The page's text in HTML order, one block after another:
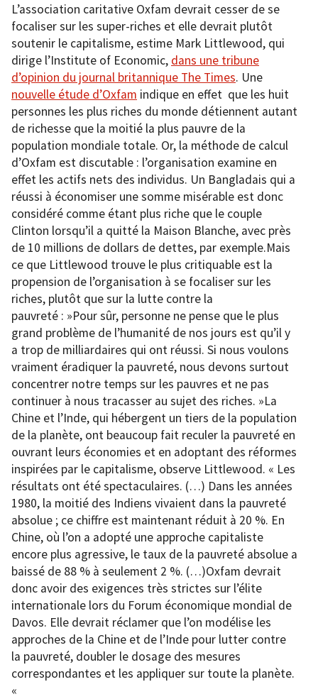
L’association caritative Oxfam devrait cesser de se
focaliser sur les super-riches et elle devrait plutôt
soutenir le capitalisme, estime Mark Littlewood, qui
dirige l’Institute of Economic, dans une tribune
d’opinion du journal britannique The Times. Une
nouvelle étude d’Oxfam indique en effet que les huit
personnes les plus riches du monde détiennent autant
de richesse que la moitié la plus pauvre de la
population mondiale totale. Or, la méthode de calcul
d’Oxfam est discutable : l’organisation examine en
effet les actifs nets des individus. Un Bangladais qui a
réussi à économiser une somme misérable est donc
considéré comme étant plus riche que le couple
Clinton lorsqu’il a quitté la Maison Blanche, avec près
de 10 millions de dollars de dettes, par exemple.Mais
ce que Littlewood trouve le plus critiquable est la
propension de l’organisation à se focaliser sur les
riches, plutôt que sur la lutte contre la
pauvreté : »Pour sûr, personne ne pense que le plus
grand problème de l’humanité de nos jours est qu’il y
a trop de milliardaires qui ont réussi. Si nous voulons
vraiment éradiquer la pauvreté, nous devons surtout
concentrer notre temps sur les pauvres et ne pas
continuer à nous tracasser au sujet des riches. »La
Chine et l’Inde, qui hébergent un tiers de la population
de la planète, ont beaucoup fait reculer la pauvreté en
ouvrant leurs économies et en adoptant des réformes
inspirées par le capitalisme, observe Littlewood. « Les
résultats ont été spectaculaires. (…) Dans les années
1980, la moitié des Indiens vivaient dans la pauvreté
absolue ; ce chiffre est maintenant réduit à 20 %. En
Chine, où l’on a adopté une approche capitaliste
encore plus agressive, le taux de la pauvreté absolue a
baissé de 88 % à seulement 2 %. (…)Oxfam devrait
donc avoir des exigences très strictes sur l’élite
internationale lors du Forum économique mondial de
Davos. Elle devrait réclamer que l’on modélise les
approches de la Chine et de l’Inde pour lutter contre
la pauvreté, doubler le dosage des mesures
correspondantes et les appliquer sur toute la planète.
«